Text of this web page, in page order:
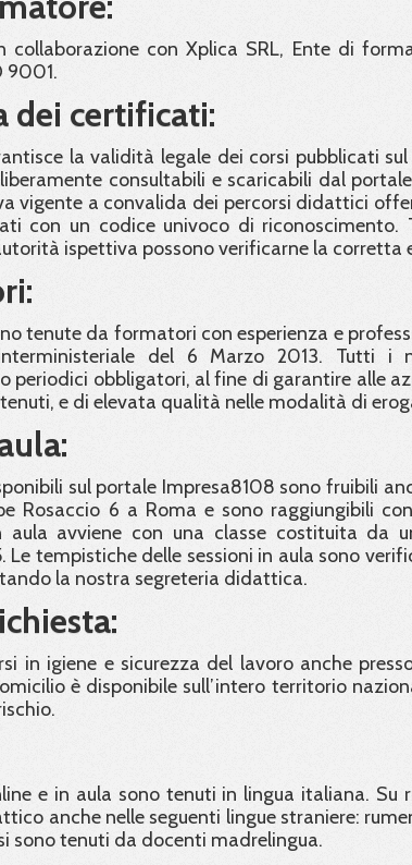
collaborazione con Xplica SRL, Ente di
9001.
dei certificati:
la validità legale dei corsi pubblicati
consultabili e scaricabili dal
vigente a convalida dei percorsi didattici
con un codice univoco di
ispettiva possono verificarne la corretta
tenute da formatori con esperienza e
del 6 Marzo 2013. Tutti i
periodici obbligatori, al fine di garantire alle
e di elevata qualità nelle modalità di
sul portale Impresa8108 sono fruibili
Rosaccio 6 a Roma e sono raggiungibili
aula avviene con una classe costituita da
Le tempistiche delle sessioni in aula sono
la nostra segreteria didattica.
in igiene e sicurezza del lavoro anche
è disponibile sull’intero territorio
e in aula sono tenuti in lingua italiana. Su
anche nelle seguenti lingue straniere:
sono tenuti da docenti madrelingua.